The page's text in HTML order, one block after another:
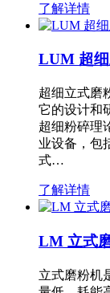
了解详情
LUM 超
超细立式磨
它的设计和
超细粉碎理
业设备，包
式…
了解详情
LM 立式
立式磨粉机